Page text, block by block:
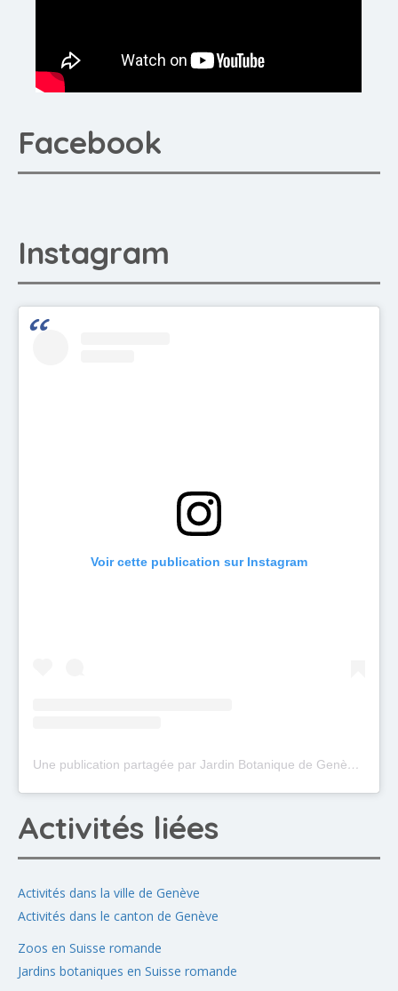
Facebook
Instagram
Voir cette publication sur Instagram
Une publication partagée par Jardin Botanique de Genève (@jardinbotaniquegeneve)
Activités liées
Activités dans la ville de Genève
Activités dans le canton de Genève
Zoos en Suisse romande
Jardins botaniques en Suisse romande